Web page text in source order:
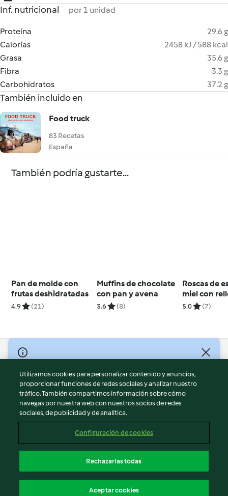
Inf. nutricional por 1 unidad
Proteína
29.6 g
Calorías
2458 kJ / 588 kcal
Grasa
35.6 g
Fibra
3.3 g
Carbohidratos
37.2 g
También incluido en
Food truck
83 Recetas
España
También podría gustarte...
Pan de molde con
frutas deshidratadas
4.9 (21)
Muffins de chocolate
con pan y avena
3.6 (8)
Roscas de
miel con
huevo duro
5.0 (7)
© Copyright 2026
Términos de uso
Política de privacidad
Aviso legal
Información legal
Reportar contenido
Declaración de accesibilidad
Utilizamos cookies para personalizar contenido y anuncios,
proporcionar funciones de redes sociales y analizar nuestro
tráfico. También compartimos información sobre cómo
navegas por nuestra web con nuestros socios de redes
sociales, de publicidad y de analítica.
Configuración de cookies
Rechazarlas todas
Aceptar cookies